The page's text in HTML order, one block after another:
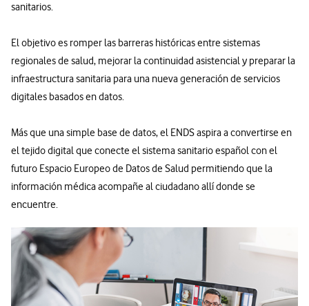
sanitarios.
El objetivo es romper las barreras históricas entre sistemas
regionales de salud, mejorar la continuidad asistencial y preparar la
infraestructura sanitaria para una nueva generación de servicios
digitales basados en datos.
Más que una simple base de datos, el ENDS aspira a convertirse en
el tejido digital que conecte el sistema sanitario español con el
futuro Espacio Europeo de Datos de Salud permitiendo que la
información médica acompañe al ciudadano allí donde se
encuentre.